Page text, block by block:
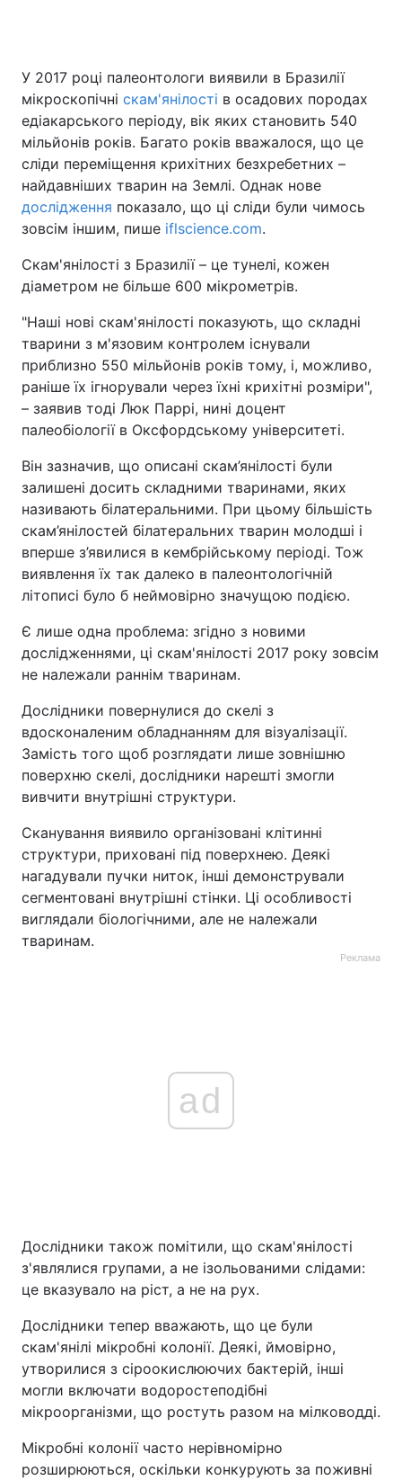
У 2017 році палеонтологи виявили в Бразилії
мікроскопічні скам'янілості в осадових породах
едіакарського періоду, вік яких становить 540
мільйонів років. Багато років вважалося, що це
сліди переміщення крихітних безхребетних –
найдавніших тварин на Землі. Однак нове
дослідження показало, що ці сліди були чимось
зовсім іншим, пише iflscience.com.
Скам'янілості з Бразилії – це тунелі, кожен
діаметром не більше 600 мікрометрів.
"Наші нові скам'янілості показують, що складні
тварини з м'язовим контролем існували
приблизно 550 мільйонів років тому, і, можливо,
раніше їх ігнорували через їхні крихітні розміри",
– заявив тоді Люк Паррі, нині доцент
палеобіології в Оксфордському університеті.
Він зазначив, що описані скам’янілості були
залишені досить складними тваринами, яких
називають білатеральними. При цьому більшість
скам’янілостей білатеральних тварин молодші і
вперше з’явилися в кембрійському періоді. Тож
виявлення їх так далеко в палеонтологічній
літописі було б неймовірно значущою подією.
Є лише одна проблема: згідно з новими
дослідженнями, ці скам'янілості 2017 року зовсім
не належали раннім тваринам.
Дослідники повернулися до скелі з
вдосконаленим обладнанням для візуалізації.
Замість того щоб розглядати лише зовнішню
поверхню скелі, дослідники нарешті змогли
вивчити внутрішні структури.
Сканування виявило організовані клітинні
структури, приховані під поверхнею. Деякі
нагадували пучки ниток, інші демонстрували
сегментовані внутрішні стінки. Ці особливості
виглядали біологічними, але не належали
тваринам.
Реклама
ad
Дослідники також помітили, що скам'янілості
з'являлися групами, а не ізольованими слідами:
це вказувало на ріст, а не на рух.
Дослідники тепер вважають, що це були
скам'янілі мікробні колонії. Деякі, ймовірно,
утворилися з сіроокислюючих бактерій, інші
могли включати водоростеподібні
мікроорганізми, що ростуть разом на мілководді.
Мікробні колонії часто нерівномірно
розширюються, оскільки конкурують за поживні